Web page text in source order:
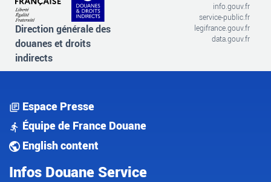
Direction générale des
douanes et droits
indirects
info.gouv.fr
service-public.fr
legifrance.gouv.fr
data.gouv.fr
Espace Presse
Équipe de France Douane
English content
Infos Douane Service